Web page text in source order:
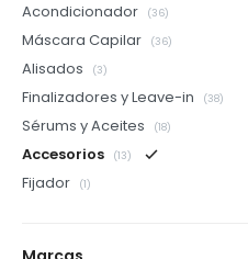
Acondicionador (36)
Máscara Capilar (36)
Alisados (3)
Finalizadores y Leave-in (38)
Sérums y Aceites (18)
Accesorios (13)
Fijador (1)